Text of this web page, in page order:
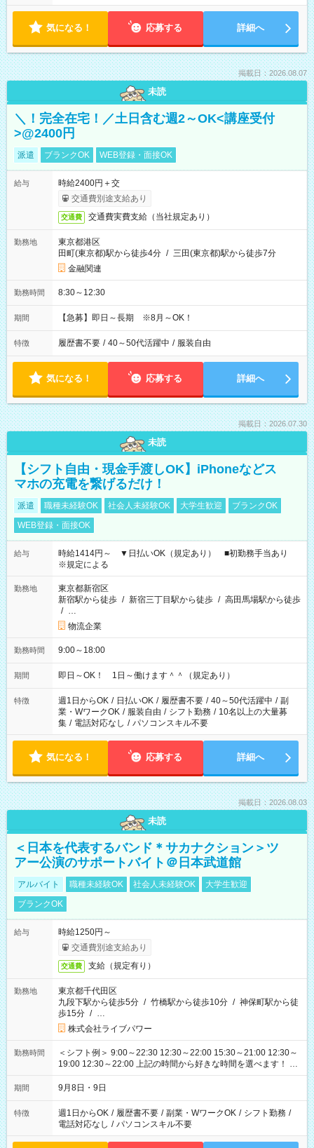
気になる！ 応募する 詳細へ
掲載日：2026.08.07
未読
＼！完全在宅！／土日含む週2～OK<講座受付
>@2400円
派遣 ブランクOK WEB登録・面接OK
給与
時給2400円＋交
交通費別途支給あり
交通費 交通費実費支給（当社規定あり）
勤務地
東京都港区
田町(東京都)駅から徒歩4分 / 三田(東京都)駅から徒歩7分
金融関連
勤務時間 8:30～12:30
期間 【急募】即日～長期 ※8月～OK！
特徴 履歴書不要 / 40～50代活躍中 / 服装自由
気になる！ 応募する 詳細へ
掲載日：2026.07.30
未読
【シフト自由・現金手渡しOK】iPhoneなどス
マホの充電を繋げるだけ！
派遣 職種未経験OK 社会人未経験OK 大学生歓迎
ブランクOK
WEB登録・面接OK
給与
時給1414円～ ▼日払いOK（規定あり） ■初勤務手当あり
※規定による
勤務地
東京都新宿区
新宿駅から徒歩 / 新宿三丁目駅から徒歩 / 高田馬場駅から徒歩
/ …
物流企業
勤務時間 9:00～18:00
期間 即日～OK！ 1日～働けます＾＾（規定あり）
特徴 週1日からOK / 日払いOK / 履歴書不要 / 40～50代活躍中 / 副
業・WワークOK / 服装自由 / シフト勤務 / 10名以上の大量募
集 / 電話対応なし / パソコンスキル不要
気になる！ 応募する 詳細へ
掲載日：2026.08.03
未読
＜日本を代表するバンド＊サカナクション＞ツ
アー公演のサポートバイト＠日本武道館
アルバイト 職種未経験OK 社会人未経験OK
大学生歓迎
ブランクOK
給与
時給1250円～
交通費別途支給あり
交通費 支給（規定有り）
勤務地
東京都千代田区
九段下駅から徒歩5分 / 竹橋駅から徒歩10分 / 神保町駅から徒
歩15分 / …
株式会社ライブパワー
勤務時間
＜シフト例＞ 9:00～22:30 12:30～22:00 15:30～21:00 12:30～
19:00 12:30～22:00 上記の時間から好きな時間を選べます！ ※
時間は変更となる可能性があります
期間 9月8日・9日
特徴 週1日からOK / 履歴書不要 / 副業・WワークOK / シフト勤務 /
電話対応なし / パソコンスキル不要